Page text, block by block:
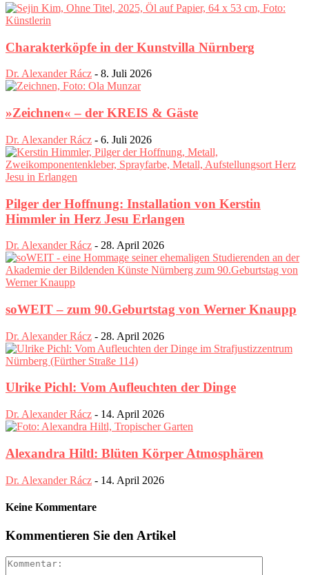
Charakterköpfe in der Kunstvilla Nürnberg
Dr. Alexander Rácz - 8. Juli 2026
»Zeichnen« – der KREIS & Gäste
Dr. Alexander Rácz - 6. Juli 2026
Pilger der Hoffnung: Installation von Kerstin
Himmler in Herz Jesu Erlangen
Dr. Alexander Rácz - 28. April 2026
soWEIT – zum 90.Geburtstag von Werner Knaupp
Dr. Alexander Rácz - 28. April 2026
Ulrike Pichl: Vom Aufleuchten der Dinge
Dr. Alexander Rácz - 14. April 2026
Alexandra Hiltl: Blüten Körper Atmosphären
Dr. Alexander Rácz - 14. April 2026
Keine Kommentare
Kommentieren Sie den Artikel